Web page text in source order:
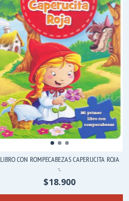
LIBRO CON ROMPECABEZAS CAPERUCITA ROJA
-...
$18.900